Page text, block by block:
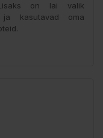
on lai valik
ja kasutavad oma